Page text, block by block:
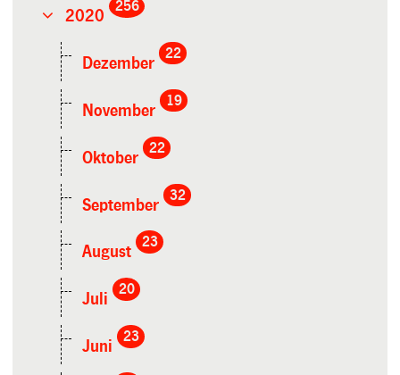
2020
256
Dezember
22
November
19
Oktober
22
September
32
August
23
Juli
20
Juni
23